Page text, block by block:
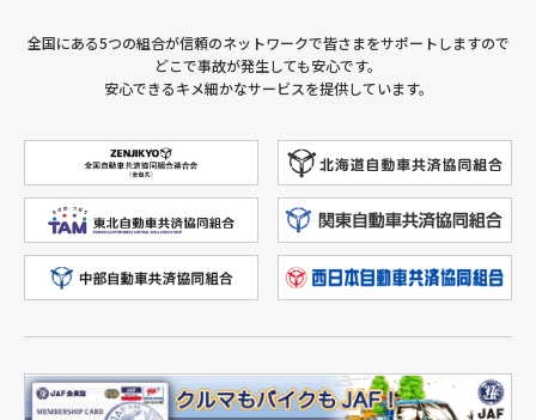
全国にある5つの組合が信頼のネットワークで皆さまをサポートしますので
どこで事故が発生しても安心です。
安心できるキメ細かなサービスを提供しています。